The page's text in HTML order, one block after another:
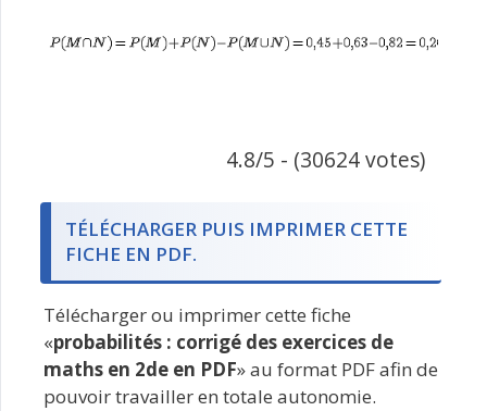
4.8/5 - (30624 votes)
TÉLÉCHARGER PUIS IMPRIMER CETTE
FICHE EN PDF.
Télécharger ou imprimer cette fiche
«probabilités : corrigé des exercices de
maths en 2de en PDF» au format PDF afin de
pouvoir travailler en totale autonomie.